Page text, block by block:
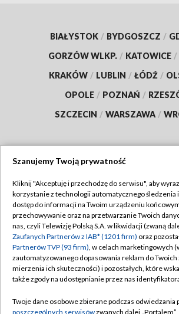
BIAŁYSTOK / BYDGOSZCZ /
GORZÓW WLKP. / KATOWICE /
KRAKÓW / LUBLIN / ŁÓDŹ /
OPOLE / POZNAŃ /
SZCZECIN / WARSZAWA /
TVP
Abonament TVP
Emisja w TVP
Centrum informacji TVP
Naziemna Telewizja Cyfrowa
Rada Programowa
Regulamin TVP
Polityka prywatności
Moje zgody
Pomoc
Szanujemy Twoją prywatność
Kliknij "Akceptuję i przechodzę do serwisu", aby
korzystanie z technologii automatycznego śledzenia
dostęp do informacji na Twoim urządzeniu
przechowywanie oraz na przetwarzanie Twoich
nas, czyli Telewizję Polską S.A. w likwidacji (zwaną
Zaufanych Partnerów z IAB* (1201 firm) oraz
Partnerów TVP (93 firm), w celach marketingowych
zautomatyzowanego dopasowania reklam do
mierzenia ich skuteczności) i pozostałych, które
także zgody na udostępnianie przez nas
Twoje dane osobowe zbierane podczas odwiedzania
poszczególnych serwisówzwanych dalej